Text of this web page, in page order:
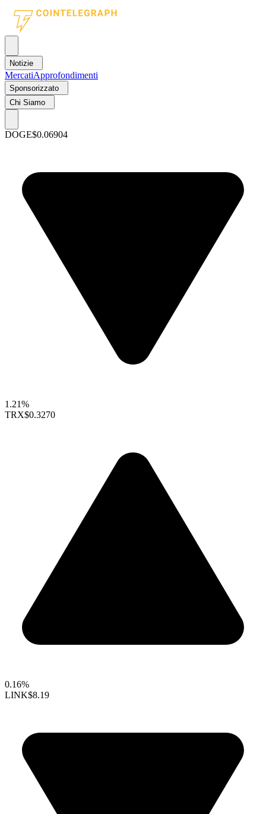
Notizie
MercatiApprofondimenti
Sponsorizzato
Chi Siamo
DOGE$0.06904
1.21%
TRX$0.3270
0.16%
LINK$8.19